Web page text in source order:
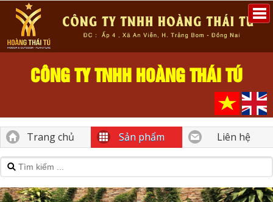
CÔNG TY TNHH HOÀNG THÁI TÚ
Trang chủ Sản phẩm Liên hệ